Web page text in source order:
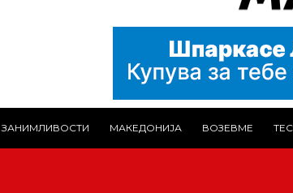
ЗАНИМЛИВОСТИ МАКЕДОНИЈА ВОЗЕВМЕ